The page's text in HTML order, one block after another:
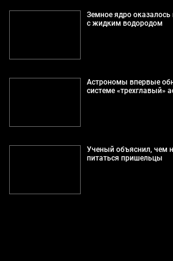
Земное ядро оказалось
с жидким водородом
Астрономы впервые
системе «трехглавый»
Ученый объяснил, чем
питаться пришельцы